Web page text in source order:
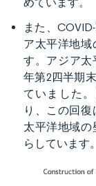
また、
ア太平洋地域
す。アジア太
年第2四半期
ていました
り、この回
太平洋地域
らしています。